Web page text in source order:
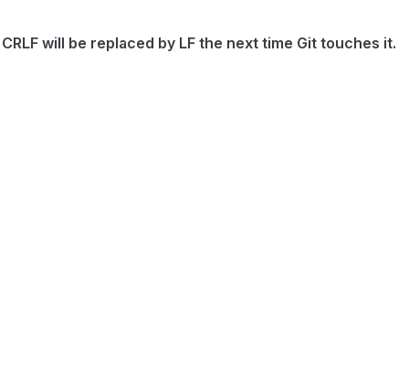
will be replaced by LF the next time Git touches it.